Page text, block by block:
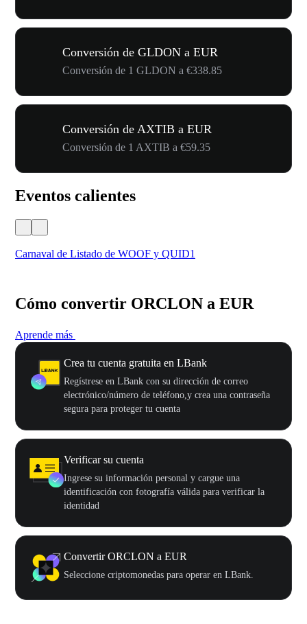
Conversión de GLDON a EUR
Conversión de 1 GLDON a €338.85
Conversión de AXTIB a EUR
Conversión de 1 AXTIB a €59.35
Eventos calientes
Carnaval de Listado de WOOF y QUID1
Cómo convertir ORCLON a EUR
Aprende más
Crea tu cuenta gratuita en LBank
Regístrese en LBank con su dirección de correo
electrónico/número de teléfono,y crea una contraseña
segura para proteger tu cuenta
Verificar su cuenta
Ingrese su información personal y cargue una
identificación con fotografía válida para verificar la
identidad
Convertir ORCLON a EUR
Seleccione criptomonedas para operar en LBank.